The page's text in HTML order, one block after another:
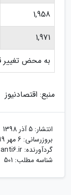
1,958
1,971
به محض تغییر
منبع: اقتصادنیوز
انتشار: 5 آذر 1398
بروزرسانی: 6 مهر 1399
گردآورنده: anti6.ir
شناسه مطلب: 501